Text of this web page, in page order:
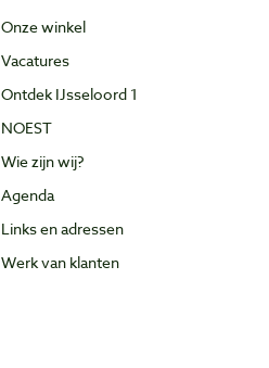
Onze winkel
Vacatures
Ontdek IJsseloord 1
NOEST
Wie zijn wij?
Agenda
Links en adressen
Werk van klanten